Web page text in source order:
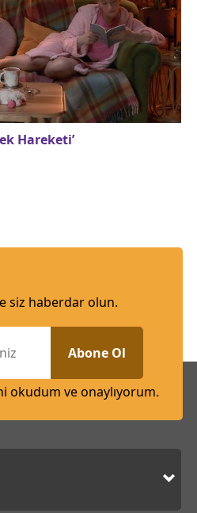
Hareketi’
siz haberdar olun.
Abone Ol
okudum ve onaylıyorum.